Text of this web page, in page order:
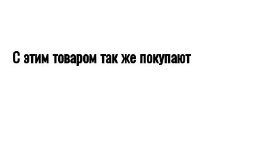
С этим товаром так же покупают